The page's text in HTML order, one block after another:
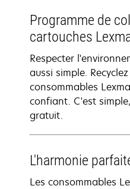
Programme de
cartouches
Respecter
aussi simple.
consommables
confiant. C'est
gratuit.
L'harmonie
Les consommables